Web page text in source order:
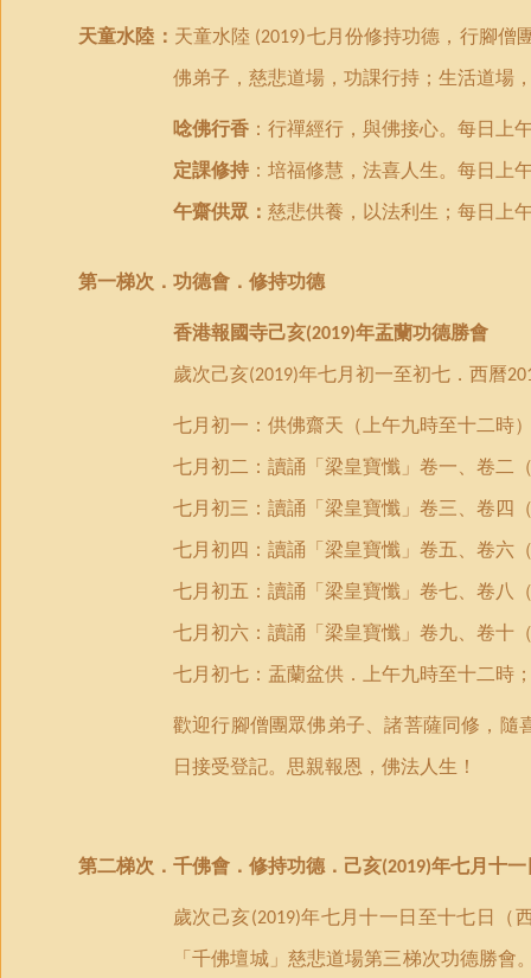
天童水陸： 天童水陸 (2019)七月份修持功德 ， 行腳僧
佛弟子，慈悲道場，功課行持 ；生活道場
唸佛行香 ：行禪經行，與佛接心。 每日上
定課修持 ：培福修慧，法喜人生。每日上
午齋供眾： 慈悲供養，以法利生；每日上
第一梯次． 功德會．修持功德
香港報國寺己亥(2019)年盂蘭功德勝會
歲次己亥(2019)年七月初一至初七．西曆
七月初一： 供佛齋天（上午九時至十二時
七月初二：讀誦「梁皇寶懺」卷一、卷二
七月初三：讀誦「梁皇寶懺」卷三、卷四
七月初四：讀誦「梁皇寶懺」卷五、卷六
七月初五：讀誦「梁皇寶懺」卷七、卷八
七月初六：讀誦「梁皇寶懺」卷九、卷十
七月初七：盂蘭盆供．上午九時至十二時
歡迎行腳僧團眾佛弟子、諸菩薩同修，隨
日接受登記。思親報恩 ，佛法人生！
第二梯次． 千佛會．修持功德．己亥(2019)年七月十
歲次己亥(2019)年七月十一日至十七日（
「千佛壇城」慈悲道場第三梯次功德勝